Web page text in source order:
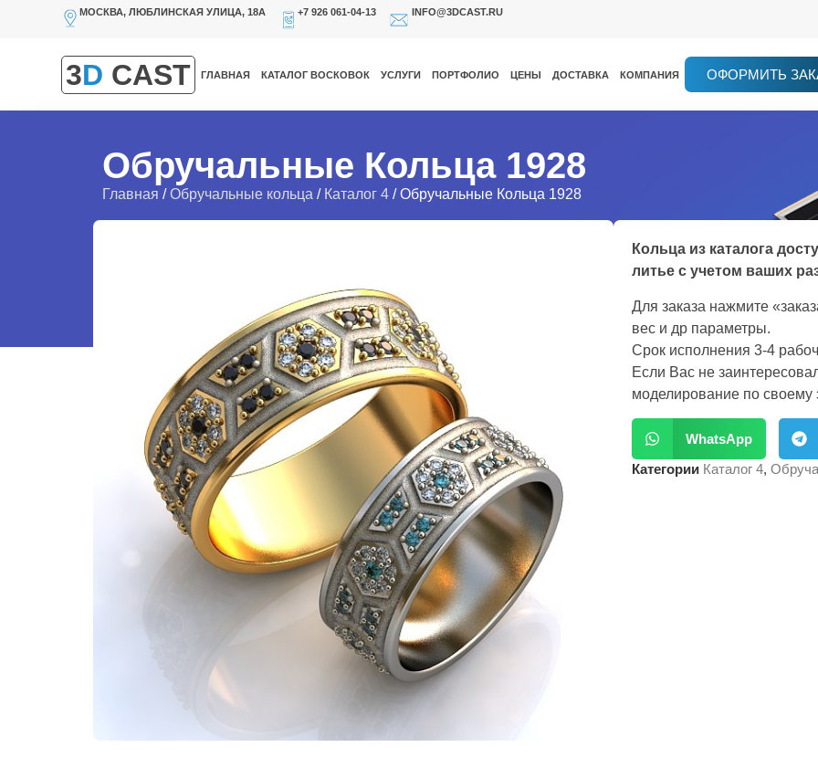
МОСКВА, ЛЮБЛИНСКАЯ УЛИЦА, 18А +7 926 061-04-13 INFO@3DCAST.RU
3D CAST ГЛАВНАЯ КАТАЛОГ ВОСКОВОК УСЛУГИ ПОРТФОЛИО ЦЕНЫ ДОСТАВКА КОМПАНИЯ ОФОРМИТЬ
Обручальные Кольца 1928
Главная /Обручальные кольца / Каталог 4 / Обручальные Кольца 1928
Кольца из каталога
литье с учетом ваших
Для заказа нажмите
вес и др параметры.
Срок исполнения 3-4
Если Вас не
моделирование по своему
WhatsApp
Категории Каталог 4,